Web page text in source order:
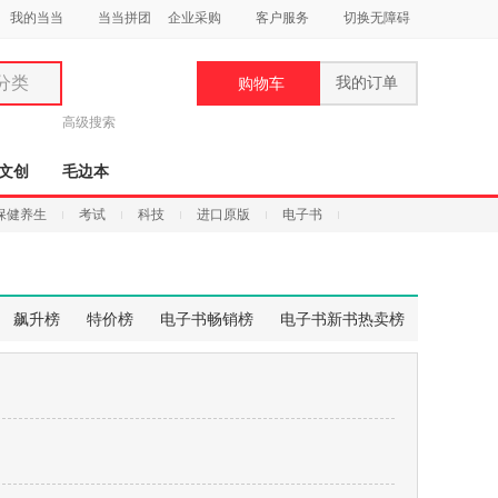
我的当当 当当拼团 企业采购 客户服务 切换无障碍
类
高级搜索
购物车 我的订单
创 毛边本
健养生 考试 科技 进口原版 电子书
飙升榜 特价榜 电子书畅销榜 电子书新书热卖榜